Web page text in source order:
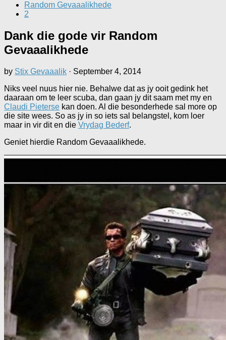
Random Gevaaalikhede
2
Dank die gode vir Random
Gevaaalikhede
by Stix Gevaaalik · September 4, 2014
Niks veel nuus hier nie. Behalwe dat as jy ooit gedink het
daaraan om te leer scuba, dan gaan jy dit saam met my en
Claudi Pieterse kan doen. Al die besonderhede sal more op
die site wees. So as jy in so iets sal belangstel, kom loer
maar in vir dit en die Vrydag Bederf.
Geniet hierdie Random Gevaaalikhede.